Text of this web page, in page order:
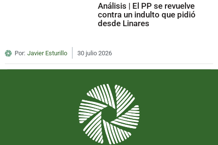
Análisis | El PP se revuelve
contra un indulto que pidió
desde Linares
Por: Javier Esturillo 30 julio 2026